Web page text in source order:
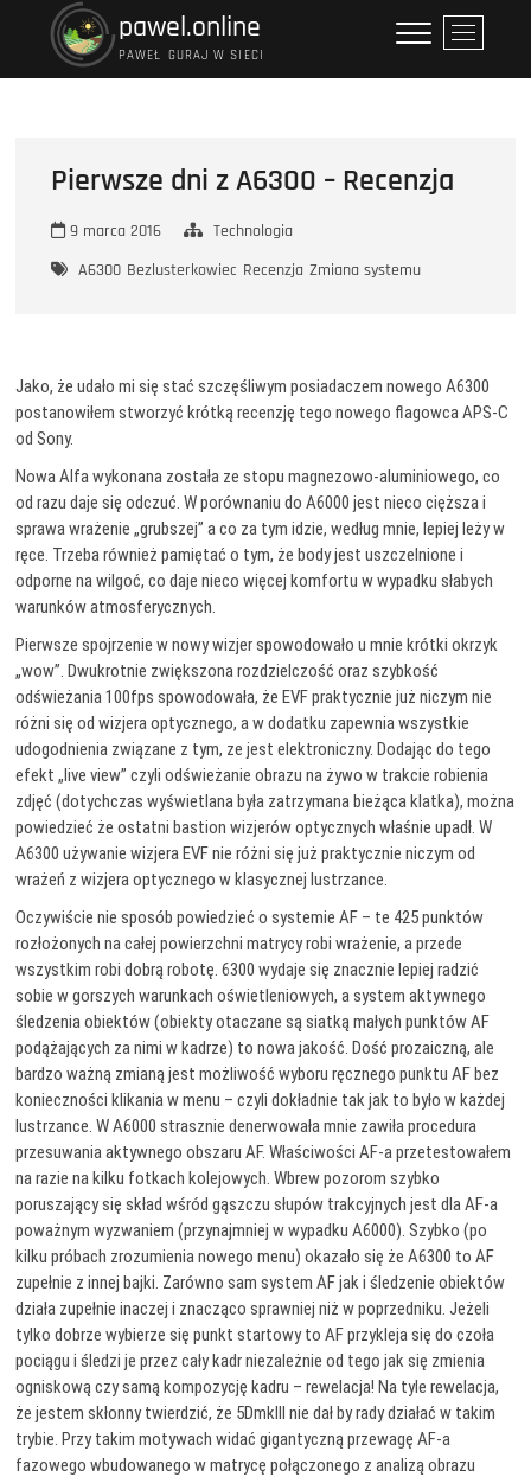
pawel.online
PAWEŁ GURAJ W SIECI
P
r
z
s
Pierwsze dni z A6300 – Recenzja
9 marca 2016
Technologia
A6300 Bezlusterkowiec Recenzja Zmiana systemu
Jako, że udało mi się stać szczęśliwym posiadaczem nowego A6300
postanowiłem stworzyć krótką recenzję tego nowego flagowca APS-C
od Sony.
Nowa Alfa wykonana została ze stopu magnezowo-aluminiowego, co
od razu daje się odczuć. W porównaniu do A6000 jest nieco cięższa i
sprawa wrażenie „grubszej” a co za tym idzie, według mnie, lepiej leży w
ręce. Trzeba również pamiętać o tym, że body jest uszczelnione i
odporne na wilgoć, co daje nieco więcej komfortu w wypadku słabych
warunków atmosferycznych.
Pierwsze spojrzenie w nowy wizjer spowodowało u mnie krótki okrzyk
„wow”. Dwukrotnie zwiększona rozdzielczość oraz szybkość
odświeżania 100fps spowodowała, że EVF praktycznie już niczym nie
różni się od wizjera optycznego, a w dodatku zapewnia wszystkie
udogodnienia związane z tym, ze jest elektroniczny. Dodając do tego
efekt „live view” czyli odświeżanie obrazu na żywo w trakcie robienia
zdjęć (dotychczas wyświetlana była zatrzymana bieżąca klatka), można
powiedzieć że ostatni bastion wizjerów optycznych właśnie upadł. W
A6300 używanie wizjera EVF nie różni się już praktycznie niczym od
wrażeń z wizjera optycznego w klasycznej lustrzance.
Oczywiście nie sposób powiedzieć o systemie AF – te 425 punktów
rozłożonych na całej powierzchni matrycy robi wrażenie, a przede
wszystkim robi dobrą robotę. 6300 wydaje się znacznie lepiej radzić
sobie w gorszych warunkach oświetleniowych, a system aktywnego
śledzenia obiektów (obiekty otaczane są siatką małych punktów AF
podążających za nimi w kadrze) to nowa jakość. Dość prozaiczną, ale
bardzo ważną zmianą jest możliwość wyboru ręcznego punktu AF bez
konieczności klikania w menu – czyli dokładnie tak jak to było w każdej
lustrzance. W A6000 strasznie denerwowała mnie zawiła procedura
przesuwania aktywnego obszaru AF. Właściwości AF-a przetestowałem
na razie na kilku fotkach kolejowych. Wbrew pozorom szybko
poruszający się skład wśród gąszczu słupów trakcyjnych jest dla AF-a
poważnym wyzwaniem (przynajmniej w wypadku A6000). Szybko (po
kilku próbach zrozumienia nowego menu) okazało się że A6300 to AF
zupełnie z innej bajki. Zarówno sam system AF jak i śledzenie obiektów
działa zupełnie inaczej i znacząco sprawniej niż w poprzedniku. Jeżeli
tylko dobrze wybierze się punkt startowy to AF przykleja się do czoła
pociągu i śledzi je przez cały kadr niezależnie od tego jak się zmienia
ogniskową czy samą kompozycję kadru – rewelacja! Na tyle rewelacja,
że jestem skłonny twierdzić, że 5DmkIII nie dał by rady działać w takim
trybie. Przy takim motywach widać gigantyczną przewagę AF-a
fazowego wbudowanego w matrycę połączonego z analizą obrazu